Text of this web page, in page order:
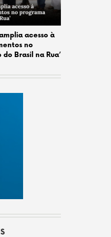
acesso à
no
Brasil na Rua’